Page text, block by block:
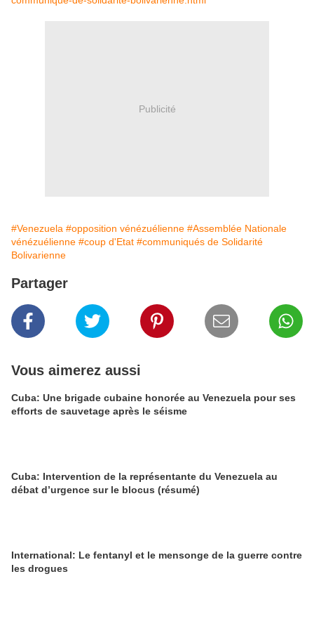
Publicité
#Venezuela #opposition vénézuélienne #Assemblée Nationale
vénézuélienne #coup d'Etat #communiqués de Solidarité
Bolivarienne
Partager
Vous aimerez aussi
Cuba: Une brigade cubaine honorée au Venezuela pour ses
efforts de sauvetage après le séisme
Cuba: Intervention de la représentante du Venezuela au
débat d’urgence sur le blocus (résumé)
International: Le fentanyl et le mensonge de la guerre contre
les drogues